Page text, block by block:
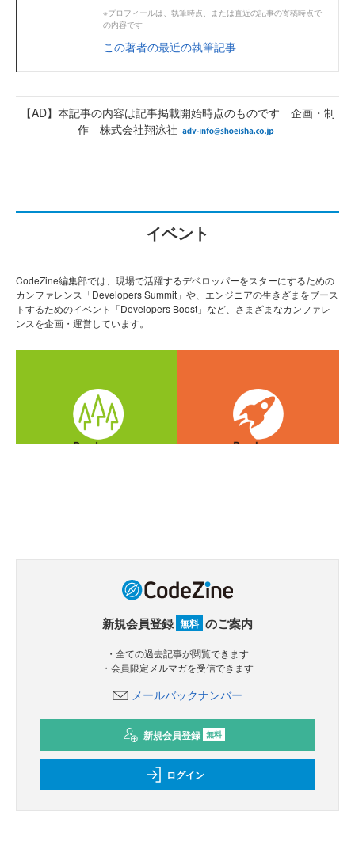
※プロフィールは、執筆時点、または直近の記事の寄稿時点で
の内容です
この著者の最近の執筆記事
【AD】本記事の内容は記事掲載開始時点のものです 企画・制
作 株式会社翔泳社
イベント
CodeZine編集部では、現場で活躍するデベロッパーをスターにするための
カンファレンス「Developers Summit」や、エンジニアの生きざまをブース
トするためのイベント「Developers Boost」など、さまざまなカンファレ
ンスを企画・運営しています。
新規会員登録 無料 のご案内
・全ての過去記事が閲覧できます
・会員限定メルマガを受信できます
メールバックナンバー
新規会員登録 無料
ログイン